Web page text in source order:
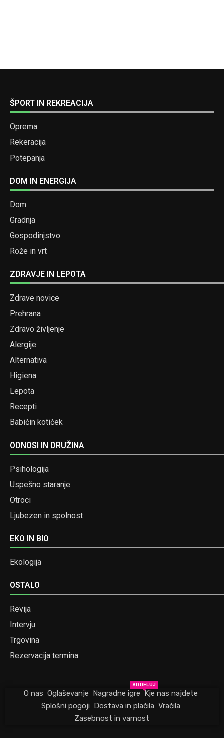
ŠPORT IN REKREACIJA
Oprema
Rekeracija
Potepanja
DOM IN ENERGIJA
Dom
Gradnja
Gospodinjstvo
Rože in vrt
ZDRAVJE IN LEPOTA
Zdrave novice
Prehrana
Zdravo življenje
Alergije
Alternativa
Higiena
Lepota
Recepti
Babičin kotiček
ODNOSI IN DRUŽINA
Psihologija
Uspešno staranje
Otroci
Ljubezen in spolnost
EKO IN BIO
Ekologija
OSTALO
Revija
Intervju
Trgovina
Rezervacija termina
O nas Oglaševanje Nagradne igre
SODELUJ
Kje nas najdete
Splošni pogoji Dostava in plačila Vračila
Zasebnost in varnost